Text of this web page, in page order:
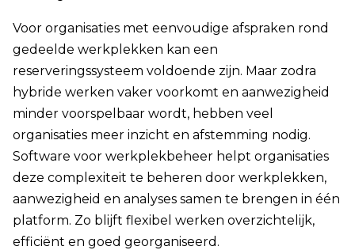
Voor organisaties met eenvoudige afspraken rond
gedeelde werkplekken kan een
reserveringssysteem voldoende zijn. Maar zodra
hybride werken vaker voorkomt en aanwezigheid
minder voorspelbaar wordt, hebben veel
organisaties meer inzicht en afstemming nodig.
Software voor werkplekbeheer helpt organisaties
deze complexiteit te beheren door werkplekken,
aanwezigheid en analyses samen te brengen in één
platform. Zo blijft flexibel werken overzichtelijk,
efficiënt en goed georganiseerd.